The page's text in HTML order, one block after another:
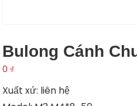
Bulong Cánh
0 ₫
Xuất xứ: liên hệ